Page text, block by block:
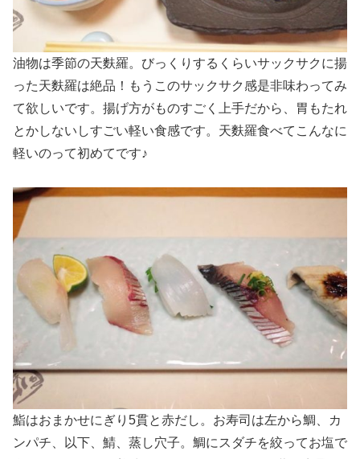
油物は季節の天麩羅。びっくりするくらいサックサクに揚
った天麩羅は絶品！もうこのサックサク感是非味わってみ
て欲しいです。揚げ方がものすごく上手だから、胃もたれ
とかしないしすごい軽い食感です。天麩羅食べてこんなに
軽いのって初めてです♪
鮨はおまかせにぎり5貫と赤だし。お寿司は左から鯛、カ
ンパチ、以下、鯖、蒸し穴子。鯛にスダチを絞ってお塩で